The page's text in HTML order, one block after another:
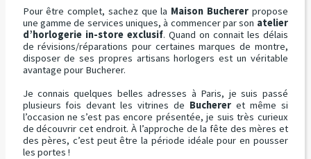
Pour être complet, sachez que la Maison Buchererpropose
une gamme de services uniques, à commencer par son atelier
d’horlogerie in-store exclusif. Quand on connait les délais
de révisions/réparations pour certaines marques de montre,
disposer de ses propres artisans horlogers est un véritable
avantage pour Bucherer.
Je connais quelques belles adresses à Paris, je suis passé
plusieurs fois devant les vitrines de Bucherer et même si
l’occasion ne s’est pas encore présentée, je suis très curieux
de découvrir cet endroit. À l’approche de la fête des mères et
des pères, c’est peut être la période idéale pour en pousser
les portes !